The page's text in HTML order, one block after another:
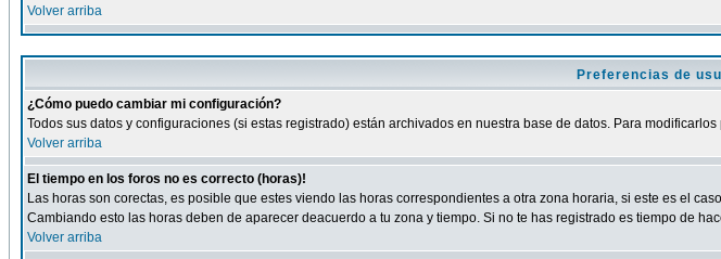
Volver arriba
Preferencias de
¿Cómo puedo cambiar mi configuración?
Todos sus datos y configuraciones (si estas registrado) están archivados en nuestra base de datos. Para
Volver arriba
El tiempo en los foros no es correcto (horas)!
Las horas son corectas, es posible que estes viendo las horas correspondientes a otra zona horaria, si este es el
Cambiando esto las horas deben de aparecer deacuerdo a tu zona y tiempo. Si no te has registrado es tiempo de
Volver arriba